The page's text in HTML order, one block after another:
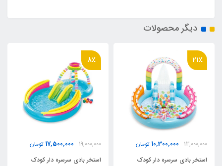
دیگر محصولات
21٪
13,000,000
10,300,000 تومان
استخر بادی سرسره دار کودک
8٪
19,000,000
17,500,000 تومان
استخر بادی سرسره دار کودک